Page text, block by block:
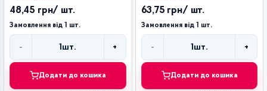
48,45 грн/ шт.
Замовлення від 1 шт.
- 1шт. +
Додати до кошика
63,75 грн/ шт.
Замовлення від 1 шт.
- 1шт. +
Додати до кошика